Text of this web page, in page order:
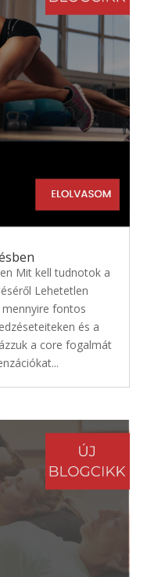
Mit kell tudnotok a
Lehetetlen
mennyire fontos
és a
a core fogalmát